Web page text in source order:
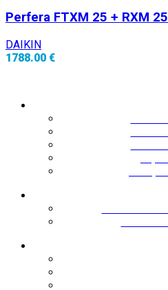
Perfera FTXM 25 + RXM
DAIKIN
1788.00 €